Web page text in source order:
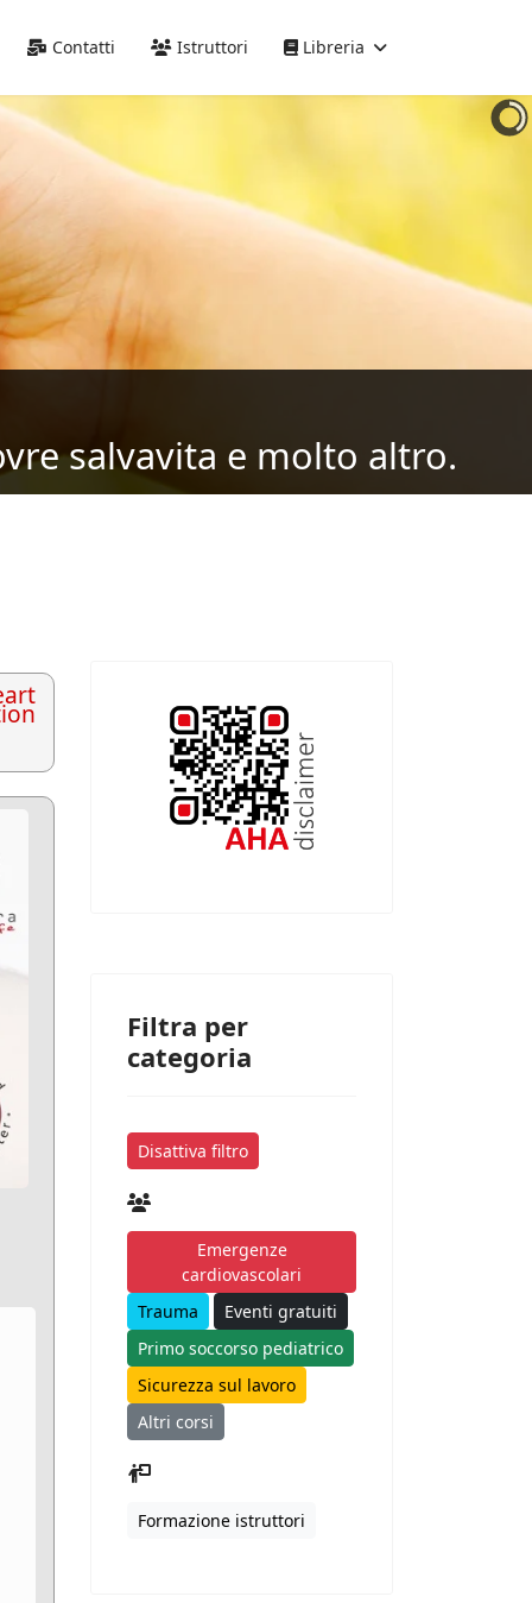
Contatti Istruttori Libreria
salvavita e molto altro.
Filtra per
categoria
Disattiva filtro
Emergenze
cardiovascolari
Trauma
Eventi gratuiti
Primo soccorso pediatrico
Sicurezza sul lavoro
Altri corsi
Formazione istruttori